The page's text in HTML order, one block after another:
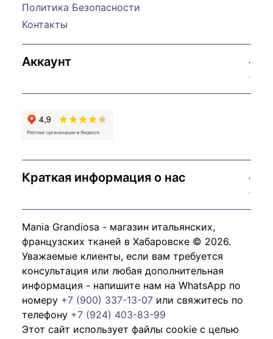
Политика Безопасности
Контакты
Аккаунт
Краткая информация о нас
Mania Grandiosa - магазин итальянских,
французских тканей в Хабаровске © 2026.
Уважаемые клиенты, если вам требуется
консультация или любая дополнительная
информация - напишите нам на WhatsApp по
номеру +7 (900) 337-13-07 или свяжитесь по
телефону +7 (924) 403-83-99
Этот сайт использует файлы cookie с целью